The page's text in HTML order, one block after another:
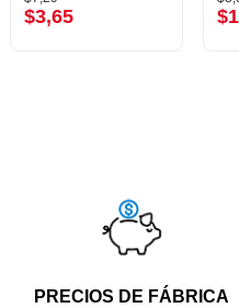
$3,65
PRECIOS DE FÁBRICA